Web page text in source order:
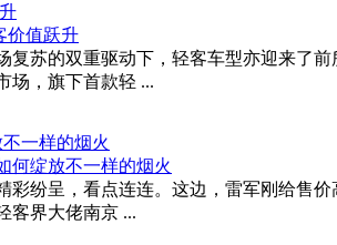
复苏的双重驱动下，轻客车型亦迎来了
场，旗下首款轻 ...
一样的烟火
彩纷呈，看点连连。这边，雷军刚给售
客界大佬南京 ...